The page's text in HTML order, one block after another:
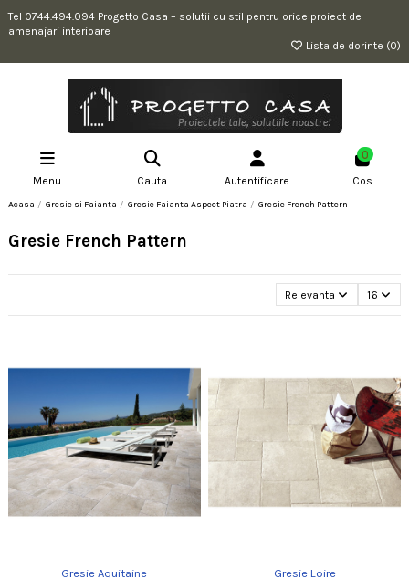
Tel 0744.494.094 Progetto Casa – solutii cu stil pentru orice proiect de
amenajari interioare
Lista de dorinte (0)
Menu Cauta Autentificare
0
Cos
Acasa Gresie si Faianta Gresie Faianta Aspect Piatra Gresie French Pattern
Gresie French Pattern
Relevanta 16
Gresie Aquitaine Gresie Loire